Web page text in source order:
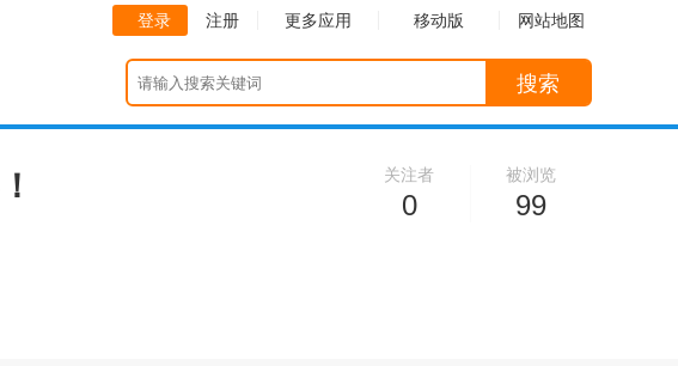
登录 注册 更多应用 移动版 网站地图
搜索
被浏览
99
关注者
0